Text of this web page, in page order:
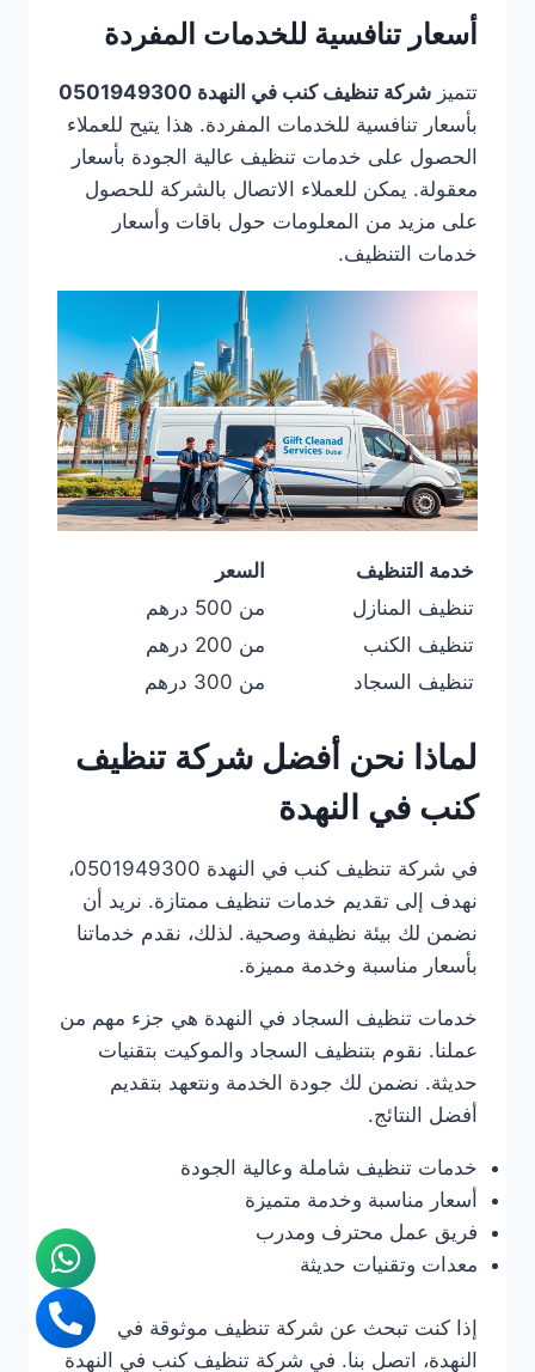
أسعار تنافسية للخدمات المفردة
تتميز شركة تنظيف كنب في النهدة 0501949300
بأسعار تنافسية للخدمات المفردة. هذا يتيح للعملاء
الحصول على خدمات تنظيف عالية الجودة بأسعار
معقولة. يمكن للعملاء الاتصال بالشركة للحصول
على مزيد من المعلومات حول باقات وأسعار
خدمات التنظيف.
خدمة التنظيف
السعر
تنظيف المنازل
من 500 درهم
تنظيف الكنب
من 200 درهم
تنظيف السجاد
من 300 درهم
لماذا نحن أفضل شركة تنظيف
كنب في النهدة
في شركة تنظيف كنب في النهدة 0501949300،
نهدف إلى تقديم خدمات تنظيف ممتازة. نريد أن
نضمن لك بيئة نظيفة وصحية. لذلك، نقدم خدماتنا
بأسعار مناسبة وخدمة مميزة.
خدمات تنظيف السجاد في النهدة هي جزء مهم من
عملنا. نقوم بتنظيف السجاد والموكيت بتقنيات
حديثة. نضمن لك جودة الخدمة ونتعهد بتقديم
أفضل النتائج.
خدمات تنظيف شاملة وعالية الجودة
أسعار مناسبة وخدمة متميزة
فريق عمل محترف ومدرب
معدات وتقنيات حديثة
إذا كنت تبحث عن شركة تنظيف موثوقة في
النهدة، اتصل بنا. في شركة تنظيف كنب في النهدة